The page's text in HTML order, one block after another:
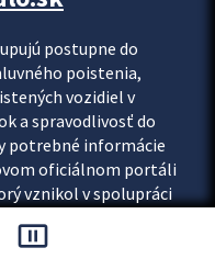
postupne do
poistenia,
vozidiel v
a spravodlivosť do
potrebné informácie
oficiálnom portáli
vznikol v spolupráci
vnútra SR.
pause_presentation